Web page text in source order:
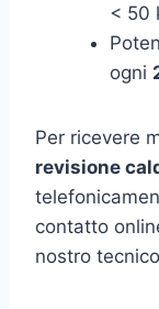
< 50
ogni
Per ricevere
revisione
contatto
nostro